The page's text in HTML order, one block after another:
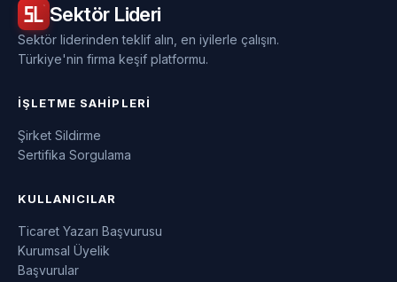
Sektör Lideri
Sektör liderinden teklif alın, en iyilerle çalışın.
Türkiye'nin firma keşif platformu.
İŞLETME SAHIPLERI
Şirket Sildirme
Sertifika Sorgulama
KULLANICILAR
Ticaret Yazarı Başvurusu
Kurumsal Üyelik
Başvurular